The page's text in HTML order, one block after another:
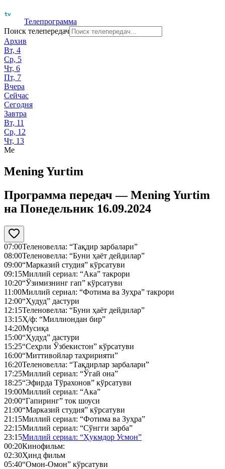
Телепрограмма
Поиск телепередач
Архив
Вт, 4
Ср, 5
Чт, 6
Пт, 7
Вчера
Сейчас
Сегодня
Завтра
Вт, 11
Ср, 12
Чт, 13
Me
Mening Yurtim
Программа передач —Mening Yurtim
на Понедельник 16.09.2024
07:00Теленовелла: “Тақдир зарбалари”
08:00Теленовелла: “Буни ҳаёт дейдилар”
09:00“Марказий студия” кўрсатуви
09:15Миллий сериал: “Ака” такрори
10:20“Ўзимизнинг гап” кўрсатуви
11:00Миллий сериал: “Фотима ва Зуҳра” такрори
12:00“Ҳудуд” дастури
12:15Теленовелла: “Буни ҳаёт дейдилар”
13:15Ҳ/ф: “Миллиондан бир”
14:20Мусиқа
15:00“Ҳудуд” дастури
15:25“Сеҳрли Ўзбекистон” кўрсатуви
16:00“Миттивойлар таҳририяти”
16:20Теленовелла: “Тақдирлар зарбалари”
17:25Миллий сериал: “Ўгай она”
18:25“Эфирда Тўрахонов” кўрсатуви
19:00Миллий сериал: “Ака”
20:00“Гапиринг” ток шоуси
21:00“Марказий студия” кўрсатуви
21:15Миллий сериал: “Фотима ва Зуҳра”
22:15Миллий сериал: “Сўнгги зарба”
23:15Миллий сериал: “Ҳукмдор Усмон”
00:20Кинофильм:
02:30Ҳинд фильм
05:40“Омон-Омон” кўрсатуви